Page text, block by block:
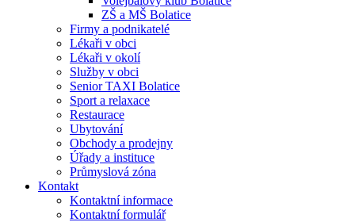
ZŠ a MŠ Bolatice
Firmy a podnikatelé
Lékaři v obci
Lékaři v okolí
Služby v obci
Senior TAXI Bolatice
Sport a relaxace
Restaurace
Ubytování
Obchody a prodejny
Úřady a instituce
Průmyslová zóna
Kontakt
Kontaktní informace
Kontaktní formulář